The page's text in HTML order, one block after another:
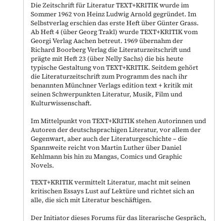
Die Zeitschrift für Literatur TEXT+KRITIK wurde im
Sommer 1962 von Heinz Ludwig Arnold gegründet. Im
Selbstverlag erschien das erste Heft über Günter Grass.
Ab Heft 4 (über Georg Trakl) wurde TEXT+KRITIK vom
Georgi Verlag Aachen betreut. 1969 übernahm der
Richard Boorberg Verlag die Literaturzeitschrift und
prägte mit Heft 23 (über Nelly Sachs) die bis heute
typische Gestaltung von TEXT+KRITIK. Seitdem gehört
die Literaturzeitschrift zum Programm des nach ihr
benannten Münchner Verlags edition text + kritik mit
seinen Schwerpunkten Literatur, Musik, Film und
Kulturwissenschaft.
Im Mittelpunkt von TEXT+KRITIK stehen Autorinnen und
Autoren der deutschsprachigen Literatur, vor allem der
Gegenwart, aber auch der Literaturgeschichte – die
Spannweite reicht von Martin Luther über Daniel
Kehlmann bis hin zu Mangas, Comics und Graphic
Novels.
TEXT+KRITIK vermittelt Literatur, macht mit seinen
kritischen Essays Lust auf Lektüre und richtet sich an
alle, die sich mit Literatur beschäftigen.
Der Initiator dieses Forums für das literarische Gespräch,